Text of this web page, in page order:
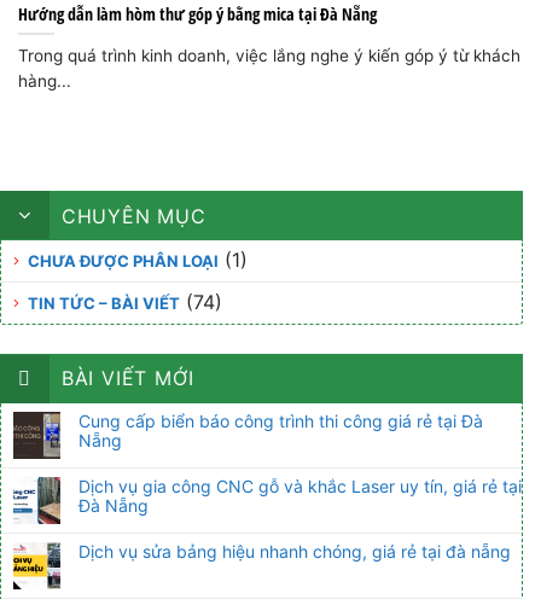
Hướng dẫn làm hòm thư góp ý bằng mica tại Đà Nẵng
Trong quá trình kinh doanh, việc lắng nghe ý kiến góp ý từ khách
hàng...
CHUYÊN MỤC
CHƯA ĐƯỢC PHÂN LOẠI (1)
TIN TỨC – BÀI VIẾT (74)
BÀI VIẾT MỚI
Cung cấp biển báo công trình thi công giá rẻ tại Đà
Nẵng
Dịch vụ gia công CNC gỗ và khắc Laser uy tín, giá rẻ tại
Đà Nẵng
Dịch vụ sửa bảng hiệu nhanh chóng, giá rẻ tại đà nẵng